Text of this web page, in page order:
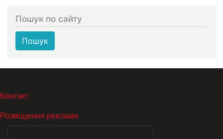
Пошук по сайту
Пошук
МЕНЮ В ПОДВАЛЕ
Контакт
Розміщення реклами